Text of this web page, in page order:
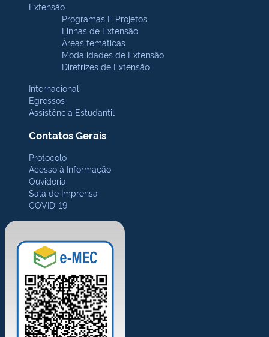
Extensão
Programas E Projetos
Linhas de Extensão
Áreas temáticas
Modalidades de Extensão
Diretrizes de Extensão
Internacional
Egressos
Assistência Estudantil
Contatos Gerais
Protocolo
Acesso à Informação
Ouvidoria
Sala de Imprensa
COVID-19